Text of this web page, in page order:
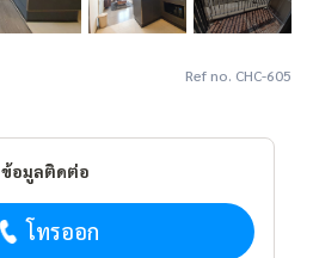
Ref no. CHC-605
ข้อมูลติดต่อ
โทรออก